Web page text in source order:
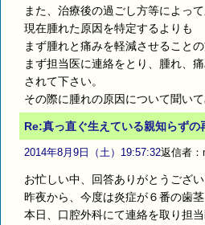
また、治療後の過ごし方等によっ
現在腫れた原因を特定するよりも
まず腫れと痛みを軽減させることの
まず担当医に連絡をとり、腫れ、
されて下さい。
その際に腫れの原因について聞い
Re:真っ直ぐ生えている親知らずの
2014年8月9日（土）19:57:32返信者：
お忙しい中、回答ありがとうござい
昨夜から、今度は炎症が６番の歯
本日、口腔外科にて連絡を取り担